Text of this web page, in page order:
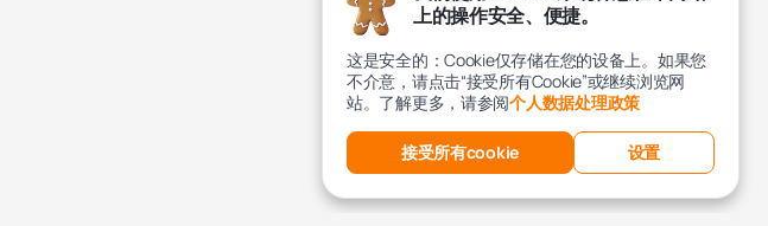
上的操作安全、便捷。
这是安全的：Cookie仅存储在您的设备上。如果您
不介意，请点击“接受所有Cookie”或继续浏览网
站。了解更多，请参阅个人数据处理政策
接受所有cookie 设置